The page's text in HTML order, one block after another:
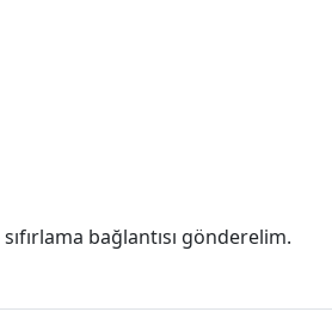
bağlantısı gönderelim.